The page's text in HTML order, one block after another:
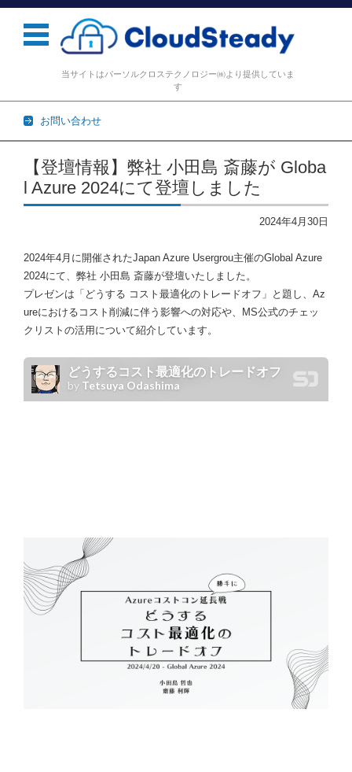
当サイトはパーソルクロステクノロジー㈱より提供していま
す
お問い合わせ
コンテンツに移動
【登壇情報】弊社 小田島 斎藤が Globa
l Azure 2024にて登壇しました
2024年4月30日
2024年4月に開催されたJapan Azure Usergrou主催のGlobal Azure
2024にて、弊社 小田島 斎藤が登壇いたしました。
プレゼンは「どうする コスト最適化のトレードオフ」と題し、Az
ureにおけるコスト削減に伴う影響への対応や、MS公式のチェッ
クリストの活用について紹介しています。